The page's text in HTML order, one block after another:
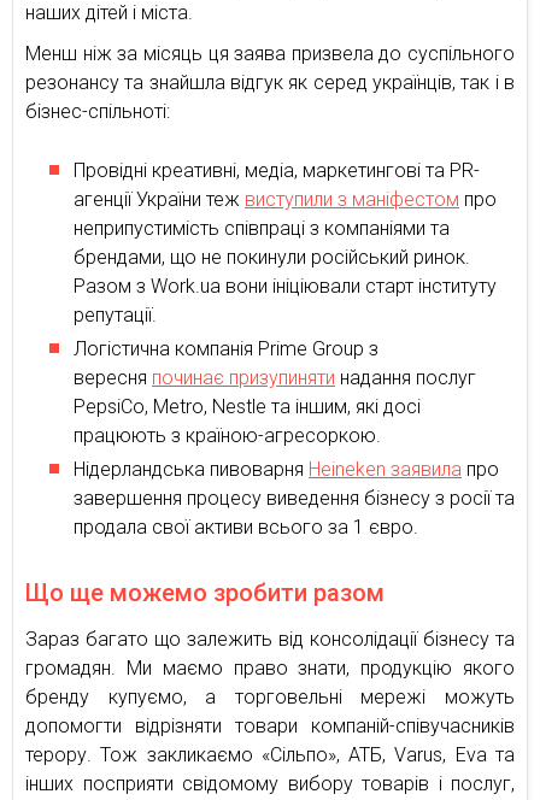
наших дітей і міста.
Менш ніж за місяць ця заява призвела до суспільного
резонансу та знайшла відгук як серед українців, так і в
бізнес-спільноті:
Провідні креативні, медіа, маркетингові та PR-
агенції України теж виступили з маніфестом про
неприпустимість співпраці з компаніями та
брендами, що не покинули російський ринок.
Разом з Work.ua вони ініціювали старт інституту
репутації.
Логістична компанія Prime Group з
вересня починає призупиняти надання послуг
PepsiCo, Metro, Nestle та іншим, які досі
працюють з країною-агресоркою.
Нідерландська пивоварня Heineken заявила про
завершення процесу виведення бізнесу з росії та
продала свої активи всього за 1 євро.
Що ще можемо зробити разом
Зараз багато що залежить від консолідації бізнесу та
громадян. Ми маємо право знати, продукцію якого
бренду купуємо, а торговельні мережі можуть
допомогти відрізняти товари компаній-співучасників
терору. Тож закликаємо «Сільпо», АТБ, Varus, Eva та
інших посприяти свідомому вибору товарів і послуг,